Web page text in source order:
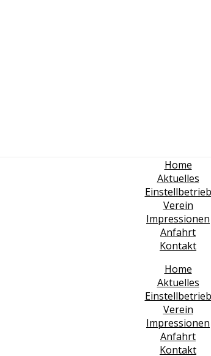
Home
Aktuelles
Einstellbetrieb
Verein
Impressionen
Anfahrt
Kontakt
Home
Aktuelles
Einstellbetrieb
Verein
Impressionen
Anfahrt
Kontakt